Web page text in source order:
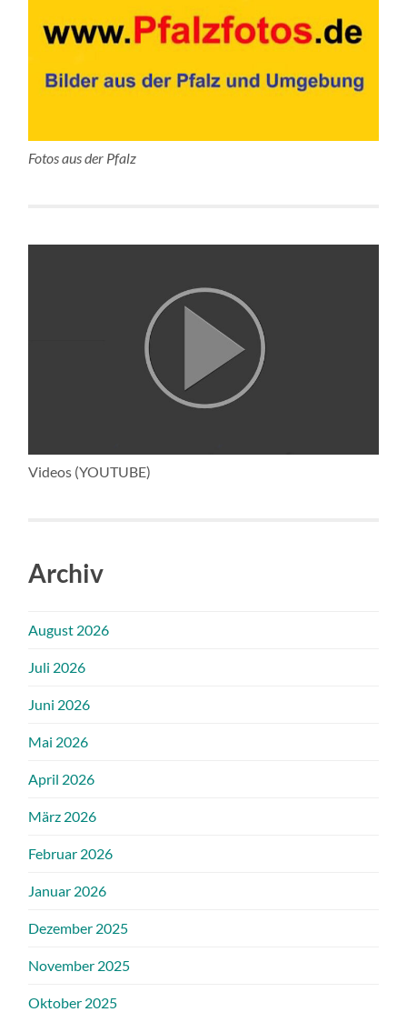
Fotos aus der Pfalz
Videos (YOUTUBE)
Archiv
August 2026
Juli 2026
Juni 2026
Mai 2026
April 2026
März 2026
Februar 2026
Januar 2026
Dezember 2025
November 2025
Oktober 2025